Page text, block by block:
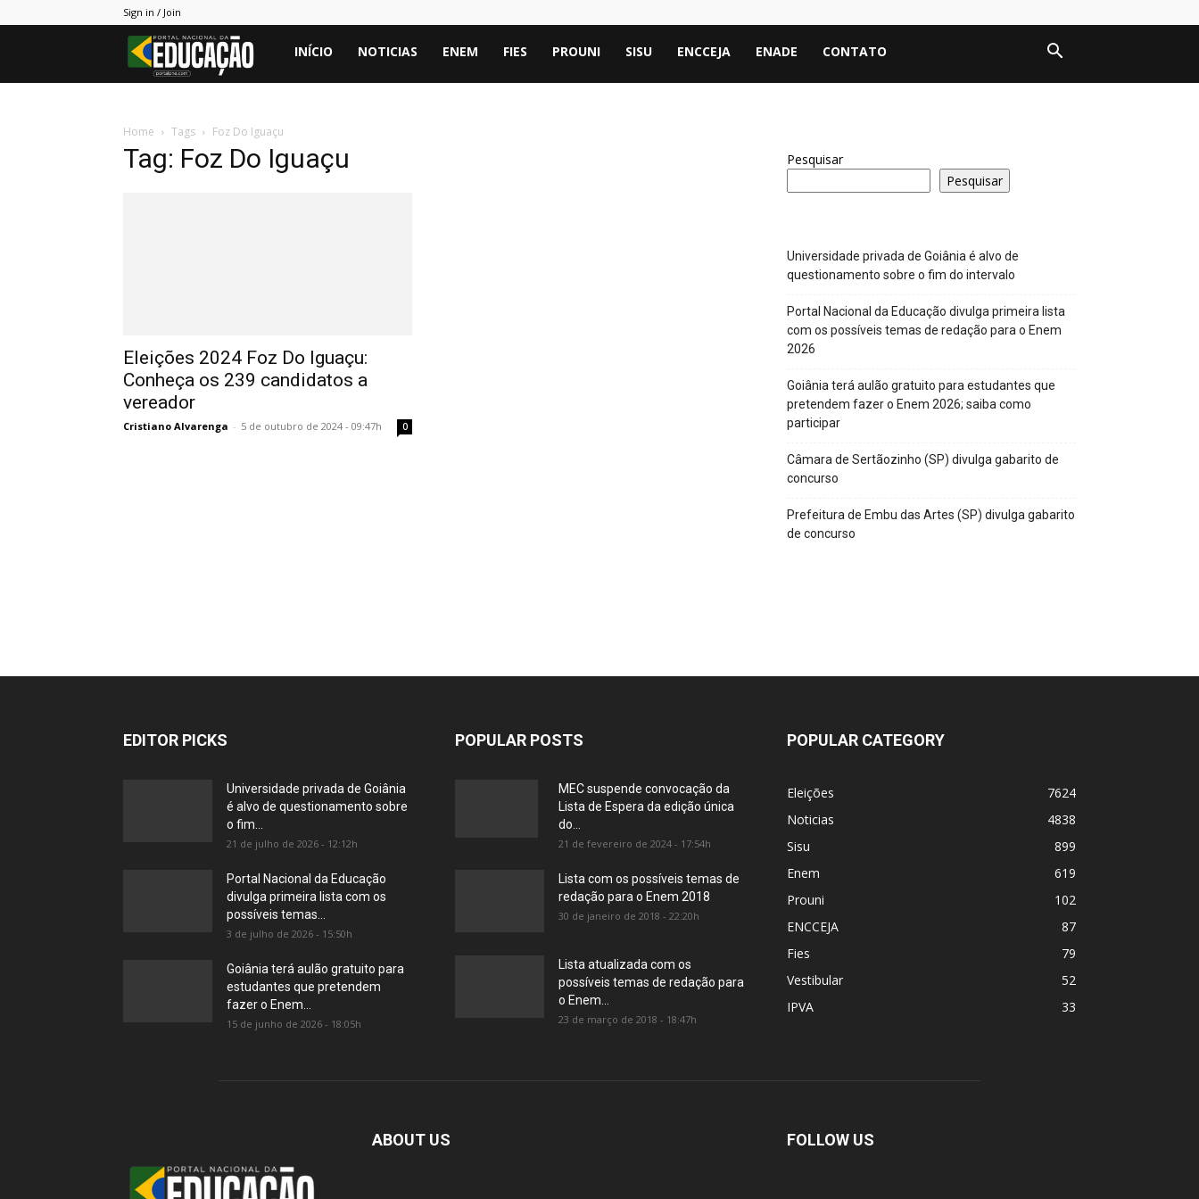
Sign in / Join
Portal
INÍCIO NOTICIAS ENEM FIES PROUNI SISU ENCCEJA ENADE CONTATO
Home Tags Foz Do Iguaçu
Tag: Foz Do Iguaçu
Eleições 2024 Foz Do Iguaçu:
Conheça os 239 candidatos a
vereador
Cristiano Alvarenga - 5 de outubro de 2024 - 09:47h 0
Pesquisar
Pesquisar
Universidade privada de Goiânia é alvo de
questionamento sobre o fim do intervalo
Portal Nacional da Educação divulga primeira lista
com os possíveis temas de redação para o Enem
2026
Goiânia terá aulão gratuito para estudantes que
pretendem fazer o Enem 2026; saiba como
participar
Câmara de Sertãozinho (SP) divulga gabarito de
concurso
Prefeitura de Embu das Artes (SP) divulga gabarito
de concurso
EDITOR PICKS
Universidade privada de Goiânia
é alvo de questionamento sobre
o fim...
21 de julho de 2026 - 12:12h
Portal Nacional da Educação
divulga primeira lista com os
possíveis temas...
3 de julho de 2026 - 15:50h
Goiânia terá aulão gratuito para
estudantes que pretendem
fazer o Enem...
15 de junho de 2026 - 18:05h
POPULAR POSTS
MEC suspende convocação da
Lista de Espera da edição única
do...
21 de fevereiro de 2024 - 17:54h
Lista com os possíveis temas de
redação para o Enem 2018
30 de janeiro de 2018 - 22:20h
Lista atualizada com os
possíveis temas de redação para
o Enem...
23 de março de 2018 - 18:47h
POPULAR CATEGORY
Eleições
7624
Noticias
4838
Sisu
899
Enem
619
Prouni
102
ENCCEJA
87
Fies
79
Vestibular
52
IPVA
33
ABOUT US FOLLOW US